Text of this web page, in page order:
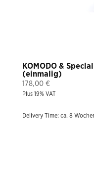
KOMODO &
(einmalig)
178,00 €
Plus 19% VAT
Delivery Time: ca. 8